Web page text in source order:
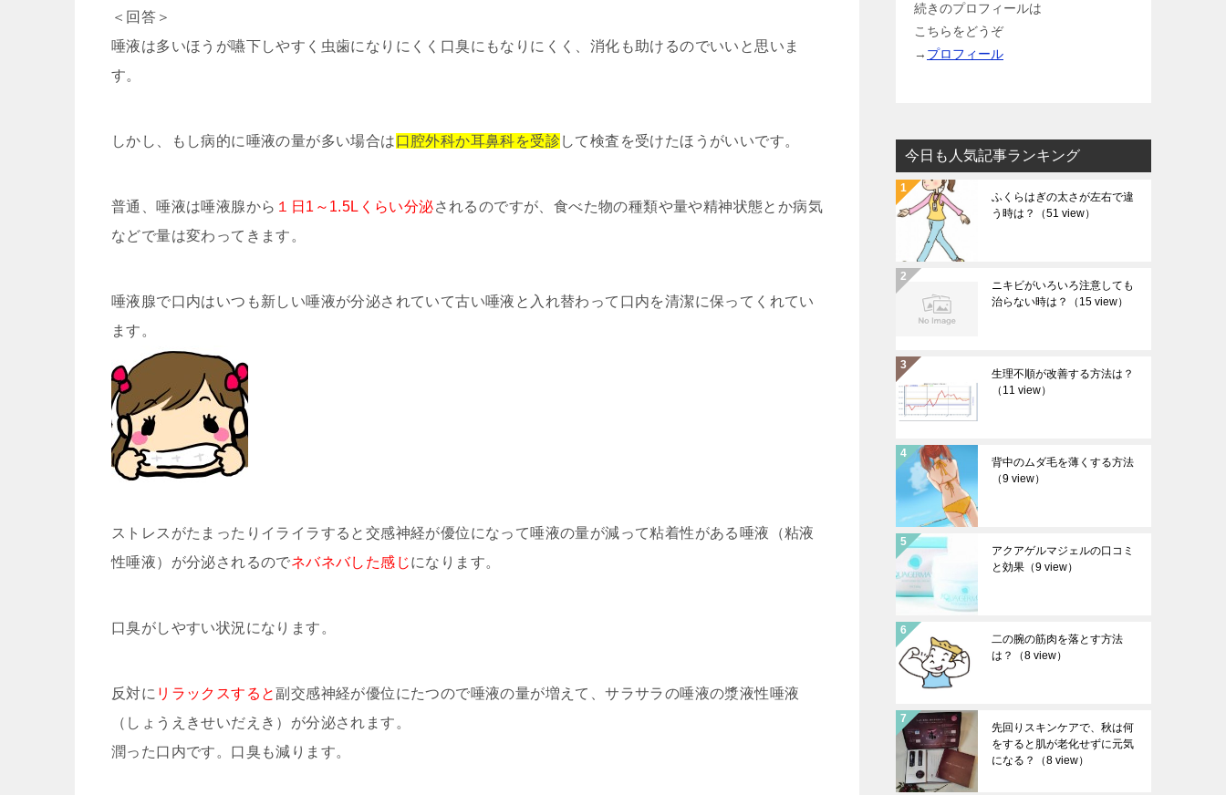
＜回答＞
唾液は多いほうが嚥下しやすく虫歯になりにくく口臭にもなりにくく、消化も助けるのでいいと思いま
す。
しかし、もし病的に唾液の量が多い場合は口腔外科か耳鼻科を受診 して検査を受けたほうがいいです。
普通、唾液は唾液腺から １日1～1.5Lくらい分泌されるのですが、食べた物の種類や量や精神状態とか病気
などで量は変わってきます。
唾液腺で口内はいつも新しい唾液が分泌されていて古い唾液と入れ替わって口内を清潔に保ってくれてい
ます。
ストレスがたまったりイライラすると交感神経が優位になって唾液の量が減って粘着性がある唾液（粘液
性唾液）が分泌されるのでネバネバした感じになります。
口臭がしやすい状況になります。
反対に リラックスすると副交感神経が優位にたつので唾液の量が増えて、サラサラの唾液の漿液性唾液
（しょうえきせいだえき）が分泌されます。
潤った口内です。口臭も減ります。
続きのプロフィールは
こちらをどうぞ
→ プロフィール
今日も人気記事ランキング
ふくらはぎの太さが左右で違
う時は？
（51 view）
ニキビがいろいろ注意しても
治らない時は？
（15 view）
生理不順が改善する方法は？
（11 view）
背中のムダ毛を薄くする方法
（9 view）
アクアゲルマジェルの口コミ
と効果 （9 view）
二の腕の筋肉を落とす方法
は？
（8 view）
先回りスキンケアで、秋は何
をすると肌が老化せずに元気
になる？
（8 view）